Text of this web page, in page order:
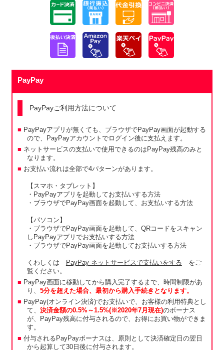
PayPay
PayPayご利用方法について
PayPayアプリが無くても、ブラウザでPayPay画面が起動する
ので、PayPayアカウントでログイン後に支払えます。
ネットサービスの支払いで使用できるのはPayPay残高のみと
なります。
お支払い流れは全部で4パターンがあります。
【スマホ・タブレット】
・PayPayアプリを起動してお支払いする方法
・ブラウザでPayPay画面を起動して、お支払いする方法
【パソコン】
・ブラウザでPayPay画面を起動して、QRコードをスキャン
しPayPayアプリでお支払いする方法
・ブラウザでPayPay画面を起動してお支払いする方法
くわしくは PayPay ネットサービスで支払いをする をご
覧ください。
PayPay画面に移動してから購入完了するまで、時間制限があ
り、 5分を超えた場合、最初から購入手続きとなります。
PayPay(オンライン決済)でお支払いで、お客様の利用特典とし
て、 決済金額の0.5%～1.5%(※2020年7月現在)のボーナス
が、PayPay残高に付与されるので、お得にお買い物ができま
す。
付与されるPayPayボーナスは、原則として決済確定日の翌日
から起算して30日後に付与されます。